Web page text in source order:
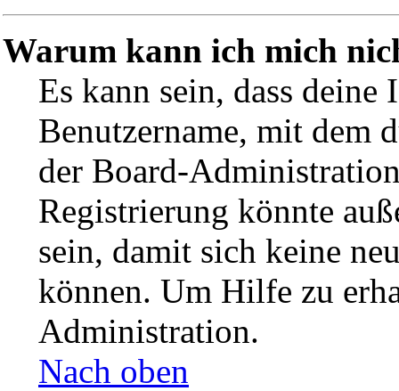
Warum kann ich mich
Es kann sein, dass deine
Benutzername, mit dem
der Board-
Registrierung könnte
sein, damit sich keine
können. Um Hilfe zu
Administration.
Nach oben